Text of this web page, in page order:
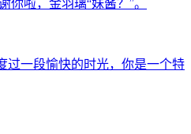
啦，金羽璃“妹酱？”。
过一段愉快的时光，你是一个特